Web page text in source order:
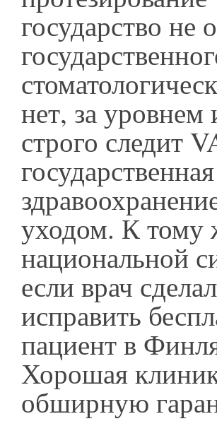
государство не
нет, за уровнем
строго следит
уходом. К тому
национальной
если врач
исправить
пациент в
Хорошая
обширную